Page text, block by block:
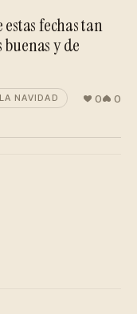
estas fechas tan
buenas y de
NAVIDAD 0 0